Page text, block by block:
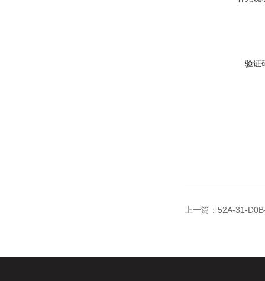
验证
上一篇： 52A-31-